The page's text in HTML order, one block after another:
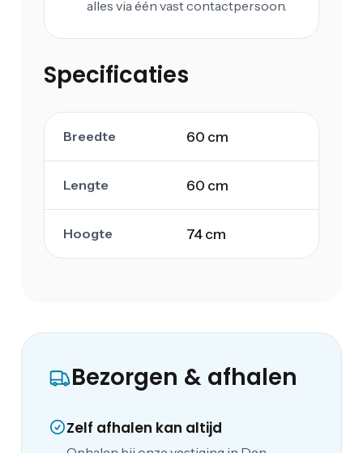
alles via één vast contactpersoon.
Specificaties
Breedte 60 cm
Lengte 60 cm
Hoogte 74 cm
Bezorgen & afhalen
Zelf afhalen kan altijd